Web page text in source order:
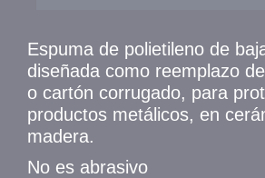
Espuma de polietileno de
diseñada como reemplazo
o cartón corrugado, para
productos metálicos, en
madera.
No es abrasivo